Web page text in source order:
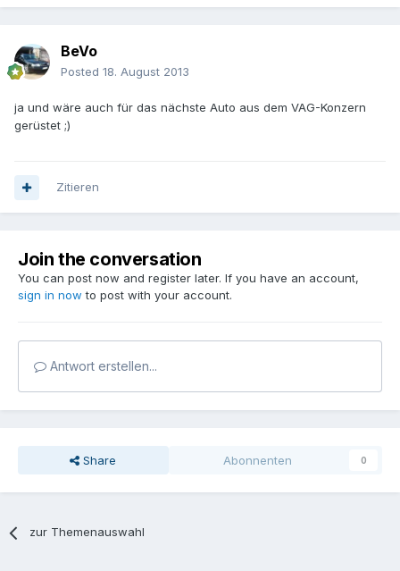
BeVo
Posted 18. August 2013
ja und wäre auch für das nächste Auto aus dem VAG-Konzern
gerüstet ;)
Zitieren
Join the conversation
You can post now and register later. If you have an account,
sign in now to post with your account.
Antwort erstellen...
Share Abonnenten 0
zur Themenauswahl